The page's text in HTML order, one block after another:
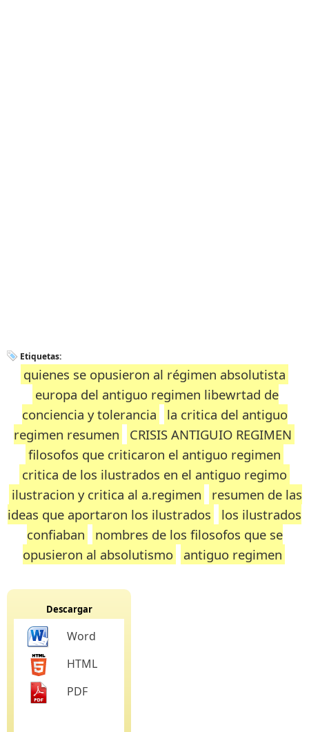
Etiquetas:
quienes se opusieron al régimen absolutista
europa del antiguo regimen libewrtad de
conciencia y tolerancia
la critica del antiguo
regimen resumen
CRISIS ANTIGUIO REGIMEN
filosofos que criticaron el antiguo regimen
critica de los ilustrados en el antiguo regimo
ilustracion y critica al a.regimen
resumen de las
ideas que aportaron los ilustrados
los ilustrados
confiaban
nombres de los filosofos que se
opusieron al absolutismo
antiguo regimen
Descargar
Word
HTML
PDF